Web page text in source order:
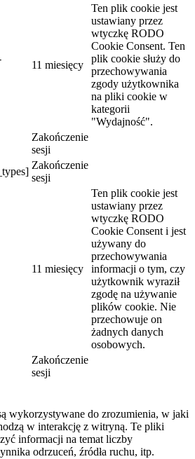
11 miesięcy
Ten plik cookie jest
ustawiany przez
wtyczkę RODO
Cookie Consent. Ten
plik cookie służy do
przechowywania
zgody użytkownika
na pliki cookie w
kategorii
"Wydajność".
Zakończenie
sesji
Zakończenie
sesji
11 miesięcy
Ten plik cookie jest
ustawiany przez
wtyczkę RODO
Cookie Consent i jest
używany do
przechowywania
informacji o tym, czy
użytkownik wyraził
zgodę na używanie
plików cookie. Nie
przechowuje on
żadnych danych
osobowych.
Zakończenie
sesji
wykorzystywane do zrozumienia, w jaki
w interakcję z witryną. Te pliki
informacji na temat liczby
odrzuceń, źródła ruchu, itp.